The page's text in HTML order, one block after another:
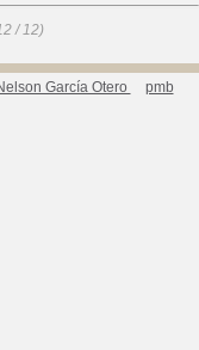
/ 12)
García Otero pmb